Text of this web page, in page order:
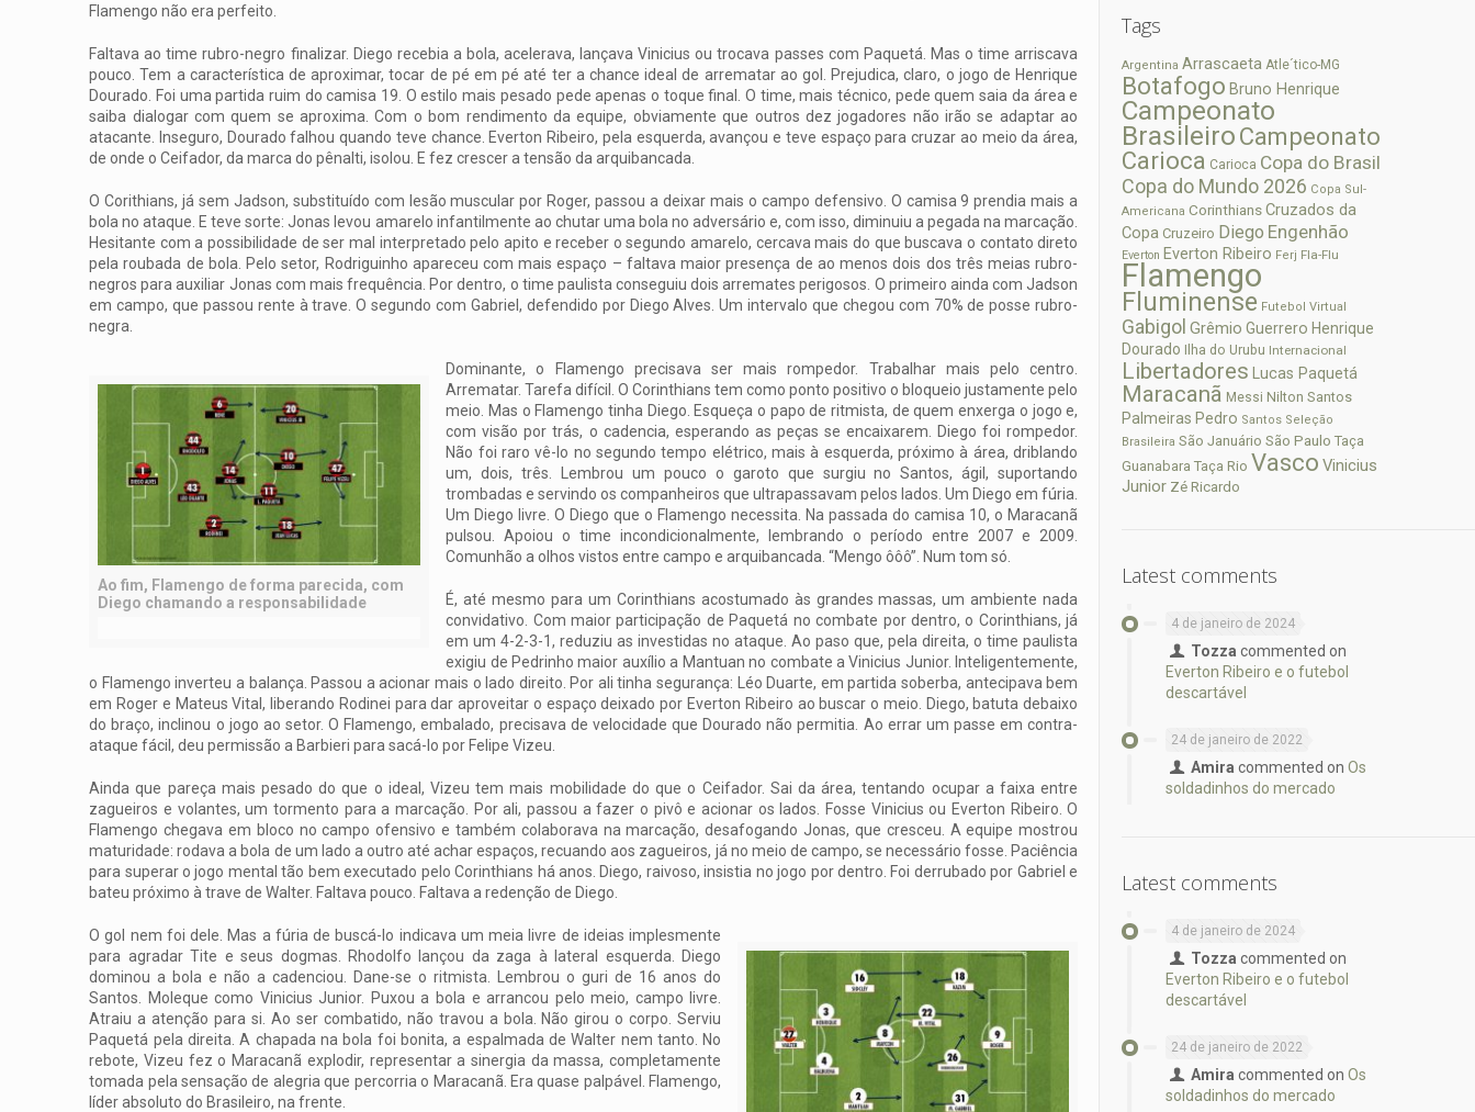
Flamengo não era perfeito.
Faltava ao time rubro-negro finalizar. Diego recebia a bola, acelerava, lançava Vinicius ou trocava passes com Paquetá. Mas o time arriscava
pouco. Tem a característica de aproximar, tocar de pé em pé até ter a chance ideal de arrematar ao gol. Prejudica, claro, o jogo de Henrique
Dourado. Foi uma partida ruim do camisa 19. O estilo mais pesado pede apenas o toque final. O time, mais técnico, pede quem saia da área e
saiba dialogar com quem se aproxima. Com o bom rendimento da equipe, obviamente que outros dez jogadores não irão se adaptar ao
atacante. Inseguro, Dourado falhou quando teve chance. Everton Ribeiro, pela esquerda, avançou e teve espaço para cruzar ao meio da área,
de onde o Ceifador, da marca do pênalti, isolou. E fez crescer a tensão da arquibancada.
O Corithians, já sem Jadson, substituído com lesão muscular por Roger, passou a deixar mais o campo defensivo. O camisa 9 prendia mais a
bola no ataque. E teve sorte: Jonas levou amarelo infantilmente ao chutar uma bola no adversário e, com isso, diminuiu a pegada na marcação.
Hesitante com a possibilidade de ser mal interpretado pelo apito e receber o segundo amarelo, cercava mais do que buscava o contato direto
pela roubada de bola. Pelo setor, Rodriguinho apareceu com mais espaço – faltava maior presença de ao menos dois dos três meias rubro-
negros para auxiliar Jonas com mais frequência. Por dentro, o time paulista conseguiu dois arremates perigosos. O primeiro ainda com Jadson
em campo, que passou rente à trave. O segundo com Gabriel, defendido por Diego Alves. Um intervalo que chegou com 70% de posse rubro-
negra.
Ao fim, Flamengo de forma parecida, com
Diego chamando a responsabilidade
Dominante, o Flamengo precisava ser mais rompedor. Trabalhar mais pelo centro.
Arrematar. Tarefa difícil. O Corinthians tem como ponto positivo o bloqueio justamente pelo
meio. Mas o Flamengo tinha Diego. Esqueça o papo de ritmista, de quem enxerga o jogo e,
com visão por trás, o cadencia, esperando as peças se encaixarem. Diego foi rompedor.
Não foi raro vê-lo no segundo tempo elétrico, mais à esquerda, próximo à área, driblando
um, dois, três. Lembrou um pouco o garoto que surgiu no Santos, ágil, suportando
trombadas e servindo os companheiros que ultrapassavam pelos lados. Um Diego em fúria.
Um Diego livre. O Diego que o Flamengo necessita. Na passada do camisa 10, o Maracanã
pulsou. Apoiou o time incondicionalmente, lembrando o período entre 2007 e 2009.
Comunhão a olhos vistos entre campo e arquibancada. “Mengo ôôô”. Num tom só.
É, até mesmo para um Corinthians acostumado às grandes massas, um ambiente nada
convidativo. Com maior participação de Paquetá no combate por dentro, o Corinthians, já
em um 4-2-3-1, reduziu as investidas no ataque. Ao paso que, pela direita, o time paulista
exigiu de Pedrinho maior auxílio a Mantuan no combate a Vinicius Junior. Inteligentemente,
o Flamengo inverteu a balança. Passou a acionar mais o lado direito. Por ali tinha segurança: Léo Duarte, em partida soberba, antecipava bem
em Roger e Mateus Vital, liberando Rodinei para dar aproveitar o espaço deixado por Everton Ribeiro ao buscar o meio. Diego, batuta debaixo
do braço, inclinou o jogo ao setor. O Flamengo, embalado, precisava de velocidade que Dourado não permitia. Ao errar um passe em contra-
ataque fácil, deu permissão a Barbieri para sacá-lo por Felipe Vizeu.
Ainda que pareça mais pesado do que o ideal, Vizeu tem mais mobilidade do que o Ceifador. Sai da área, tentando ocupar a faixa entre
zagueiros e volantes, um tormento para a marcação. Por ali, passou a fazer o pivô e acionar os lados. Fosse Vinicius ou Everton Ribeiro. O
Flamengo chegava em bloco no campo ofensivo e também colaborava na marcação, desafogando Jonas, que cresceu. A equipe mostrou
maturidade: rodava a bola de um lado a outro até achar espaços, recuando aos zagueiros, já no meio de campo, se necessário fosse. Paciência
para superar o jogo mental tão bem executado pelo Corinthians há anos. Diego, raivoso, insistia no jogo por dentro. Foi derrubado por Gabriel e
bateu próximo à trave de Walter. Faltava pouco. Faltava a redenção de Diego.
O gol nem foi dele. Mas a fúria de buscá-lo indicava um meia livre de ideias implesmente
para agradar Tite e seus dogmas. Rhodolfo lançou da zaga à lateral esquerda. Diego
dominou a bola e não a cadenciou. Dane-se o ritmista. Lembrou o guri de 16 anos do
Santos. Moleque como Vinicius Junior. Puxou a bola e arrancou pelo meio, campo livre.
Atraiu a atenção para si. Ao ser combatido, não travou a bola. Não girou o corpo. Serviu
Paquetá pela direita. A chapada na bola foi bonita, a espalmada de Walter nem tanto. No
rebote, Vizeu fez o Maracanã explodir, representar a sinergia da massa, completamente
tomada pela sensação de alegria que percorria o Maracanã. Era quase palpável. Flamengo,
líder absoluto do Brasileiro, na frente.
Tags
Argentina Arrascaeta Atle´tico-MG
Botafogo Bruno Henrique
Campeonato
Brasileiro Campeonato
Carioca Carioca Copa do Brasil
Copa do Mundo 2026 Copa Sul-
Americana Corinthians Cruzados da
Copa Cruzeiro Diego Engenhão
Everton Everton Ribeiro Ferj Fla-Flu
Flamengo
Fluminense Futebol Virtual
Gabigol Grêmio Guerrero Henrique
Dourado Ilha do Urubu Internacional
Libertadores Lucas Paquetá
Maracanã Messi Nilton Santos
Palmeiras Pedro Santos Seleção
Brasileira São Januário São Paulo Taça
Guanabara Taça Rio Vasco Vinicius
Junior Zé Ricardo
Latest comments
4 de janeiro de 2024
Tozza commented on
Everton Ribeiro e o futebol
descartável
24 de janeiro de 2022
Amira commented on Os
soldadinhos do mercado
Latest comments
4 de janeiro de 2024
Tozza commented on
Everton Ribeiro e o futebol
descartável
24 de janeiro de 2022
Amira commented on Os
soldadinhos do mercado